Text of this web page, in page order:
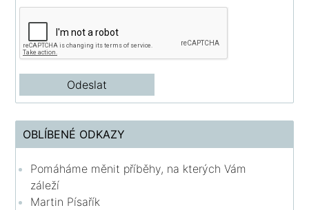
OBLÍBENÉ ODKAZY
Pomáháme měnit příběhy, na kterých Vám
záleží
Martin Písařík